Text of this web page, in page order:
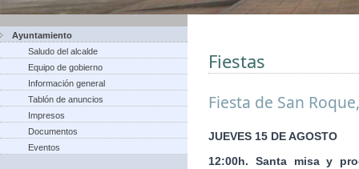
Ayuntamiento
Saludo del alcalde
Equipo de gobierno
Información general
Tablón de anuncios
Impresos
Documentos
Eventos
Fiestas
Fiesta de San
JUEVES 15 DE AGOSTO
12:00h. Santa misa y